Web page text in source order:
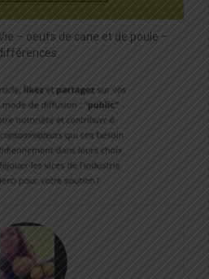
– oeufs de cane et de poule –